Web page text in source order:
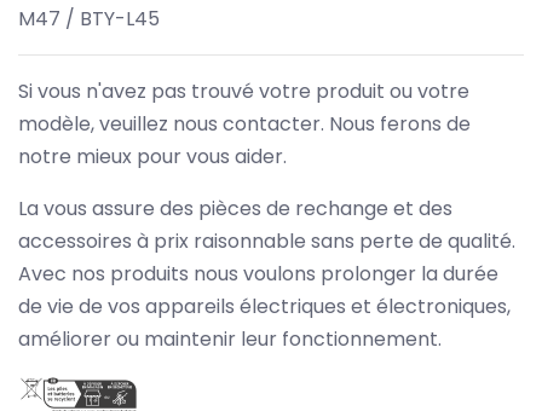
M47 / BTY-L45
Si vous n'avez pas trouvé votre produit ou votre
modèle, veuillez nous contacter. Nous ferons de
notre mieux pour vous aider.
La vous assure des pièces de rechange et des
accessoires à prix raisonnable sans perte de qualité.
Avec nos produits nous voulons prolonger la durée
de vie de vos appareils électriques et électroniques,
améliorer ou maintenir leur fonctionnement.